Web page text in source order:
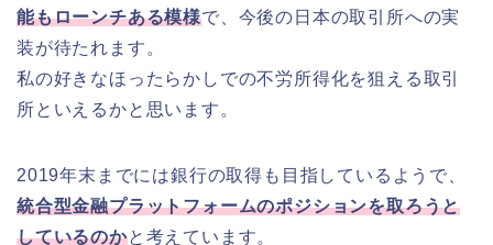
能もローンチある模様で、今後の日本の取引所への実
装が待たれます。
私の好きなほったらかしでの不労所得化を狙える取引
所といえるかと思います。
2019年末までには銀行の取得も目指しているようで、
統合型金融プラットフォームのポジションを取ろうと
しているのかと考えています。